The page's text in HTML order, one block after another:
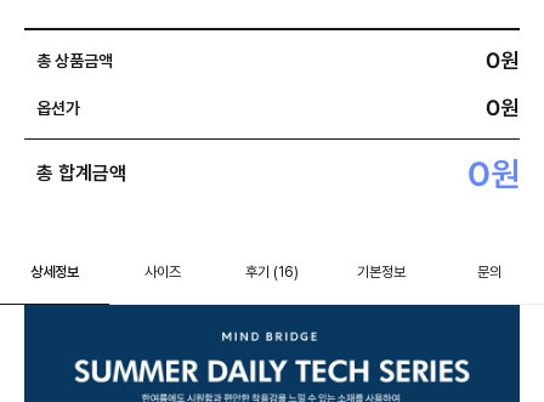
총 상품금액 0원
옵션가 0원
총 합계금액 0원
상세정보 사이즈 후기 (16) 기본정보 문의